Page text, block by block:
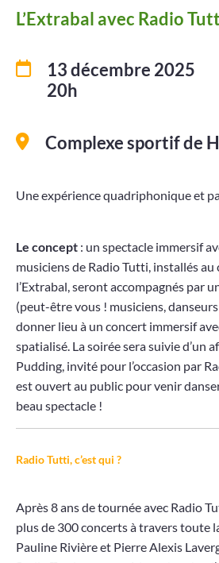
L’Extrabal avec Radio
13 décembre 2025
20h
Complexe sportif de
Une expérience quadriphonique et
Le concept : un spectacle immersif
musiciens de Radio Tutti, installés
l’Extrabal, seront accompagnés par
(peut-être vous ! musiciens,
donner lieu à un concert immersif
spatialisé. La soirée sera suivie d’un
Pudding, invité pour l’occasion par
est ouvert au public pour venir
beau spectacle !
Radio Tutti, c’est qui ?
Après 8 ans de tournée avec Radio
plus de 300 concerts à travers toute
Pauline Rivière et Pierre Alexis